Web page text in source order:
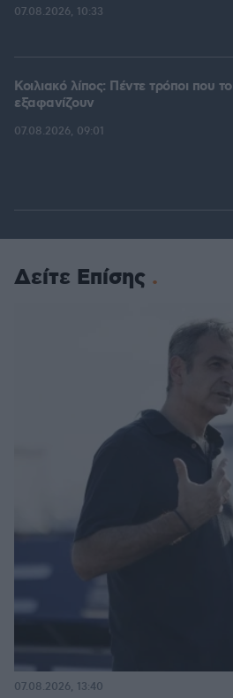
07.08.2026, 10:33
Κοιλιακό λίπος: Πέντε τρόποι που το
εξαφανίζουν
07.08.2026, 09:01
Δείτε Επίσης
07.08.2026, 13:40